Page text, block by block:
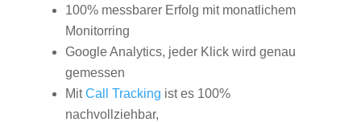
100% messbarer Erfolg mit monatlichem
Monitorring
Google Analytics, jeder Klick wird genau
gemessen
MitCall Tracking ist es 100%
nachvollziehbar,